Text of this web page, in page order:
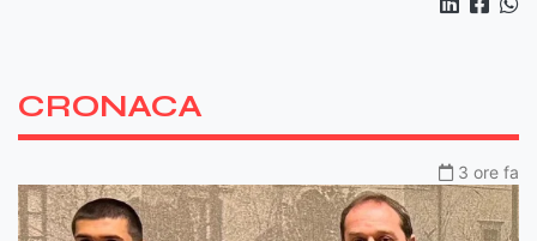
CRONACA
3 ore fa